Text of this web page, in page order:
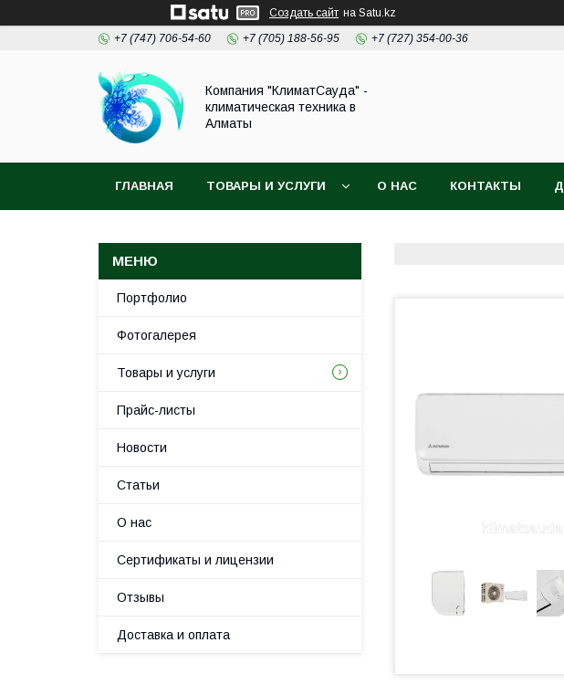
Создать сайт на Satu.kz
+7 (747) 706-54-60 +7 (705) 188-56-95 +7 (727) 354-00-36
Компания "КлиматСауда" -
климатическая техника в
Алматы
ГЛАВНАЯ ТОВАРЫ И УСЛУГИ О НАС КОНТАКТЫ
Портфолио
Фотогалерея
Товары и услуги
Прайс-листы
Новости
Статьи
О нас
Сертификаты и лицензии
Отзывы
Доставка и оплата